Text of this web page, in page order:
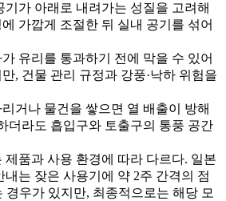
기가 아래로 내려가는 성질을 고려해
가깝게 조절한 뒤 실내 공기를 섞어
유리를 통과하기 전에 막을 수 있어
, 건물 관리 규정과 강풍·낙하 위험을
거나 물건을 쌓으면 열 배출이 방해
더라도 흡입구와 토출구의 통풍 공간
제품과 사용 환경에 따라 다르다. 일본
내는 잦은 사용기에 약 2주 간격의 점
경우가 있지만, 최종적으로는 해당 모